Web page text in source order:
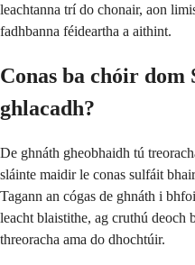
leachtanna trí do chonair, aon
fadhbanna féideartha a aithint.
Conas ba chóir
ghlacadh?
De ghnáth gheobhaidh tú
sláinte maidir le conas sulfáit
Tagann an cógas de ghnáth i
leacht blaistithe, ag cruthú deoch
threoracha ama do dhochtúir.